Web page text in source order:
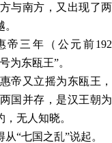
与南方，又出现了两
帝三年（公元前192
为东瓯王”。
帝又立摇为东瓯王，
国并存，是汉王朝为
无人知晓。
从“七国之乱”说起。